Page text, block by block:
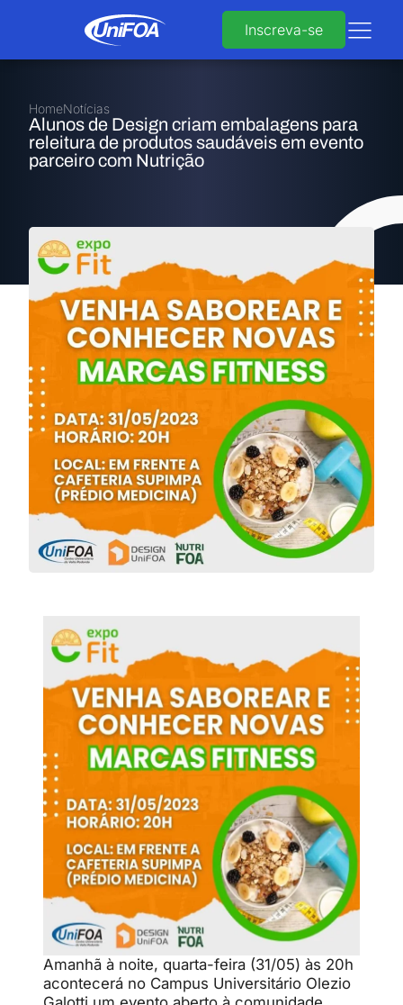
Inscreva-se
HomeNotícias
Alunos de Design criam embalagens para
releitura de produtos saudáveis em evento
parceiro com Nutrição
Amanhã à noite, quarta-feira (31/05) às 20h
acontecerá no Campus Universitário Olezio